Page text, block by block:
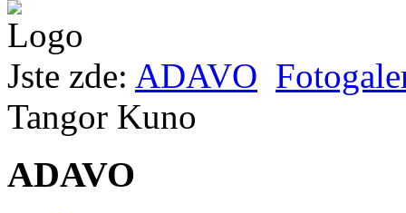
Jste zde: ADAVO
Tangor Kuno
ADAVO